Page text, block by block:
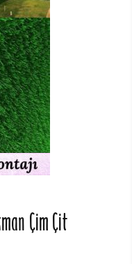
Çim Çit